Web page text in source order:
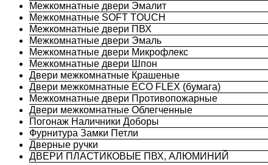
Межкомнатные двери Эмалит
Межкомнатные SOFT TOUCH
Межкомнатные двери ПВХ
Межкомнатные двери Эмаль
Межкомнатные двери Микрофлекс
Межкомнатные двери Шпон
Двери межкомнатные Крашеные
Двери межкомнатные ECO FLEX (бумага)
Межкомнатные двери Противопожарные
Двери межкомнатные Облегченные
Погонаж Наличники Доборы
Фурнитура Замки Петли
Дверные ручки
ДВЕРИ ПЛАСТИКОВЫЕ ПВХ, АЛЮМИНИЙ